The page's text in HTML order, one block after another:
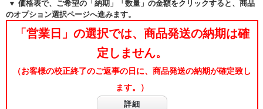
▼ 価格表で、ご希望の「納期」「数量」の金額をクリックすると、商品
のオプション選択ページへ進みます。
「営業日」の選択では、商品発送の納期は確
定しません。
（お客様の校正終了のご返事の日に、商品発送の納期が確定致し
ます。）
詳細